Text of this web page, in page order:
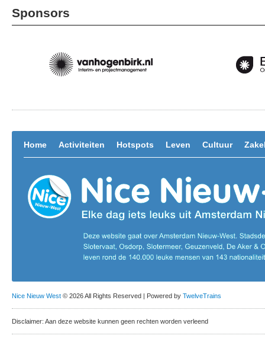
Sponsors
Home Activiteiten Hotspots Leven Cultuur
Nice Nieuw West © 2026 All Rights Reserved | Powered by TwelveTrains
Disclaimer: Aan deze website kunnen geen rechten worden verleend